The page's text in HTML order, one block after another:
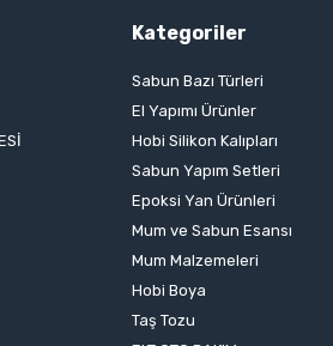
Kategoriler
Sabun Bazı Türleri
El Yapımı Ürünler
Hobi Silikon Kalıpları
Sabun Yapım Setleri
Epoksi Yan Ürünleri
Mum ve Sabun Esansı
Mum Malzemeleri
Hobi Boya
Taş Tozu